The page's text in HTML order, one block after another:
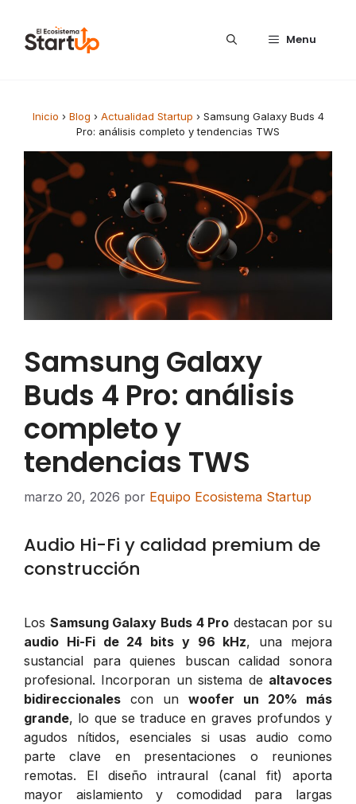
Menu
Inicio › Blog › Actualidad Startup › Samsung Galaxy Buds 4
Pro: análisis completo y tendencias TWS
Samsung Galaxy
Buds 4 Pro: análisis
completo y
tendencias TWS
marzo 20, 2026 por Equipo Ecosistema Startup
Audio Hi-Fi y calidad premium de
construcción
Los Samsung Galaxy Buds 4 Pro destacan por su
audio Hi-Fi de 24 bits y 96 kHz, una mejora
sustancial para quienes buscan calidad sonora
profesional. Incorporan un sistema de altavoces
bidireccionales con un woofer un 20% más
grande, lo que se traduce en graves profundos y
agudos nítidos, esenciales si usas audio como
parte clave en presentaciones o reuniones
remotas. El diseño intraural (canal fit) aporta
mayor aislamiento y comodidad para largas